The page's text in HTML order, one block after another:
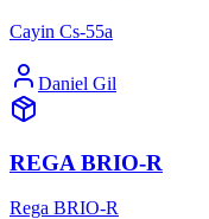
Cayin Cs-55a
Daniel Gil
REGA BRIO-R
Rega BRIO-R